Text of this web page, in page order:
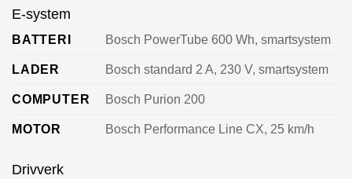
E-system
BATTERI Bosch PowerTube 600 Wh, smartsystem
LADER Bosch standard 2 A, 230 V, smartsystem
COMPUTER Bosch Purion 200
MOTOR Bosch Performance Line CX, 25 km/h
Drivverk